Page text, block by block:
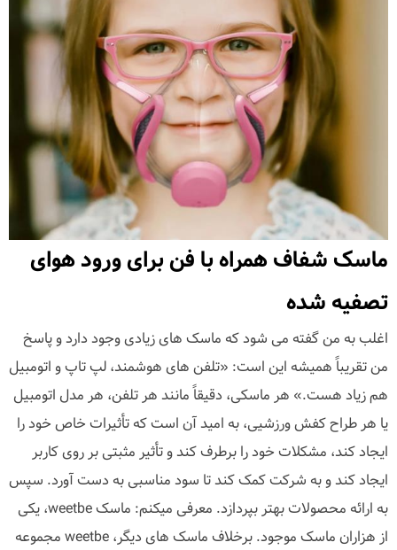
ماسک شفاف همراه با فن برای ورود هوای
تصفیه شده
اغلب به من گفته می شود که ماسک های زیادی وجود دارد و پاسخ
من تقریباً همیشه این است: «تلفن های هوشمند، لپ تاپ و اتومبیل
هم زیاد هست.» هر ماسکی، دقیقاً مانند هر تلفن، هر مدل اتومبیل
یا هر طراح کفش ورزشیی، به امید آن است که تأثیرات خاص خود را
ایجاد کند، مشکلات خود را برطرف کند و تأثیر مثبتی بر روی کاربر
ایجاد کند و به شرکت کمک کند تا سود مناسبی به دست آورد. سپس
به ارائه محصولات بهتر بپردازد. معرفی میکنم: ماسک weetbe، یکی
از هزاران ماسک موجود. برخلاف ماسک های دیگر، weetbe مجموعه